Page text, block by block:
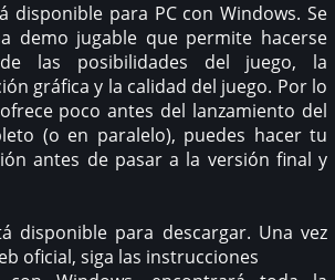
disponible para PC con Windows. Se
demo jugable que permite hacerse
las posibilidades del juego, la
gráfica y la calidad del juego. Por lo
poco antes del lanzamiento del
(o en paralelo), puedes hacer tu
antes de pasar a la versión final y
disponible para descargar. Una vez
oficial, siga las instrucciones